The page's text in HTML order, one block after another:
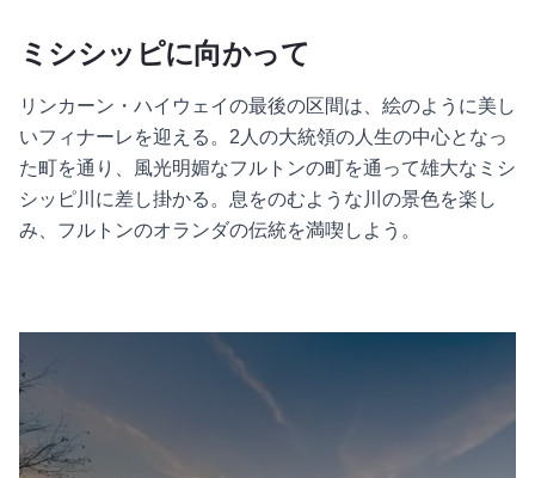
ミシシッピに向かって
リンカーン・ハイウェイの最後の区間は、絵のように美し
いフィナーレを迎える。2人の大統領の人生の中心となっ
た町を通り、風光明媚なフルトンの町を通って雄大なミシ
シッピ川に差し掛かる。息をのむような川の景色を楽し
み、フルトンのオランダの伝統を満喫しよう。